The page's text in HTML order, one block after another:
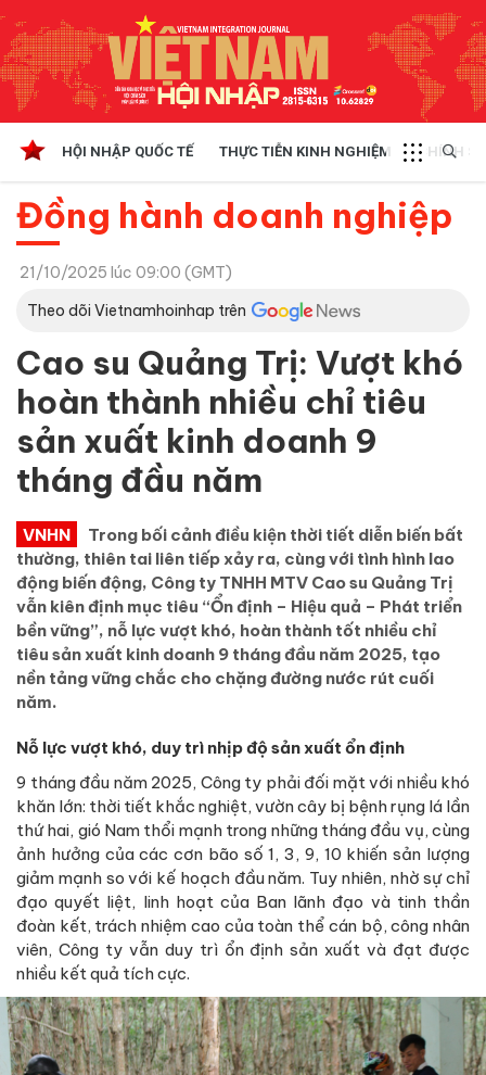
HỘI NHẬP QUỐC TẾ THỰC TIỄN KINH NGHIỆM CHÍNH
Đồng hành doanh nghiệp
21/10/2025 lúc 09:00 (GMT)
Theo dõi Vietnamhoinhap trên
Cao su Quảng Trị: Vượt khó
hoàn thành nhiều chỉ tiêu
sản xuất kinh doanh 9
tháng đầu năm
VNHN
Trong bối cảnh điều kiện thời tiết diễn biến bất
thường, thiên tai liên tiếp xảy ra, cùng với tình hình lao
động biến động, Công ty TNHH MTV Cao su Quảng Trị
vẫn kiên định mục tiêu “Ổn định – Hiệu quả – Phát triển
bền vững”, nỗ lực vượt khó, hoàn thành tốt nhiều chỉ
tiêu sản xuất kinh doanh 9 tháng đầu năm 2025, tạo
nền tảng vững chắc cho chặng đường nước rút cuối
năm.
Nỗ lực vượt khó, duy trì nhịp độ sản xuất ổn định
9 tháng đầu năm 2025, Công ty phải đối mặt với nhiều khó
khăn lớn: thời tiết khắc nghiệt, vườn cây bị bệnh rụng lá lần
thứ hai, gió Nam thổi mạnh trong những tháng đầu vụ, cùng
ảnh hưởng của các cơn bão số 1, 3, 9, 10 khiến sản lượng
giảm mạnh so với kế hoạch đầu năm. Tuy nhiên, nhờ sự chỉ
đạo quyết liệt, linh hoạt của Ban lãnh đạo và tinh thần
đoàn kết, trách nhiệm cao của toàn thể cán bộ, công nhân
viên, Công ty vẫn duy trì ổn định sản xuất và đạt được
nhiều kết quả tích cực.